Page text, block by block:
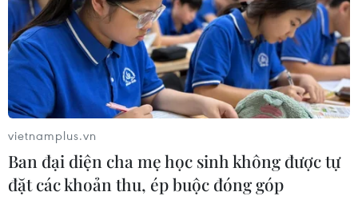
Phó Tổng Biên tập: NGUYỄN THỊ TÁM, KHÚC THANH
THỦY
Sở hữu trí tuệ
Quy định sử dụng
RSS
Hỗ trợ
Ngôn ngữ
Dịch vụ tin
Quảng cáo
vietnamplus.vn
Ban đại diện cha mẹ học sinh không được tự
đặt các khoản thu, ép buộc đóng góp